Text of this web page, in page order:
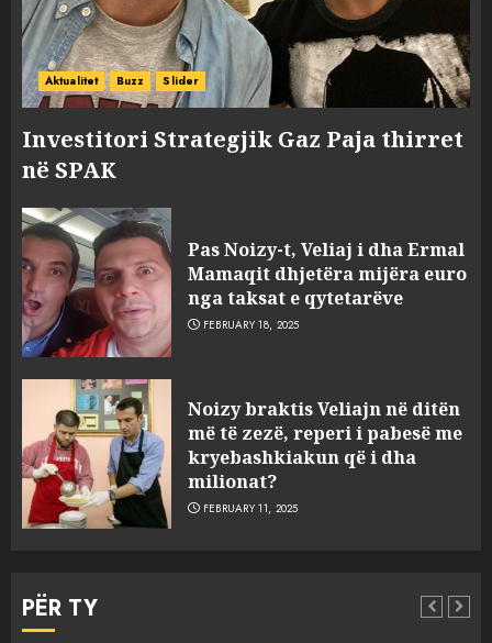
Aktualitet Buzz Slider
Investitori Strategjik Gaz Paja thirret
në SPAK
Pas Noizy-t, Veliaj i dha Ermal
Mamaqit dhjetëra mijëra euro
nga taksat e qytetarëve
FEBRUARY 18, 2025
Noizy braktis Veliajn në ditën
më të zezë, reperi i pabesë me
kryebashkiakun që i dha
milionat?
FEBRUARY 11, 2025
PËR TY
3
sulmuan “One Albania”,
ngjarja u fsheh. A u vodhën
serverat?
MARCH 25, 2025